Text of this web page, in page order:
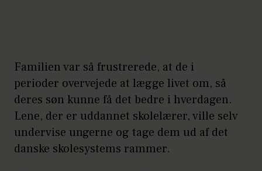
Familien var så frustrerede, at de i
perioder overvejede at lægge livet om, så
deres søn kunne få det bedre i hverdagen.
Lene, der er uddannet skolelærer, ville selv
undervise ungerne og tage dem ud af det
danske skolesystems rammer.